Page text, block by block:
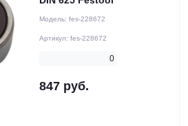
Модель: fes-228672
Артикул: fes-228672
0
847 руб.